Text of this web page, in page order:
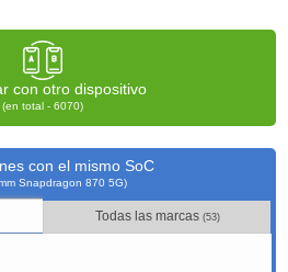
con otro dispositivo
(en total - 6070)
con el mismo SoC
Snapdragon 870 5G)
Todas las marcas (53)